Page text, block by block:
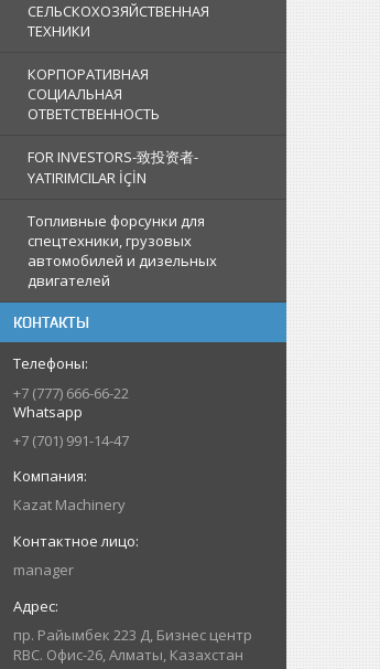
СЕЛЬСКОХОЗЯЙСТВЕННАЯ
ТЕХНИКИ
КОРПОРАТИВНАЯ
СОЦИАЛЬНАЯ
ОТВЕТСТВЕННОСТЬ
FOR INVESTORS-致投资者-
YATIRIMCILAR İÇİN
Топливные форсунки для
спецтехники, грузовых
автомобилей и дизельных
двигателей
КОНТАКТЫ
+7 (777) 666-66-22
Whatsapp
+7 (701) 991-14-47
Kazat Machinery
manager
пр. Райымбек 223 Д, Бизнес центр
RBC. Офис-26, Алматы, Казахстан